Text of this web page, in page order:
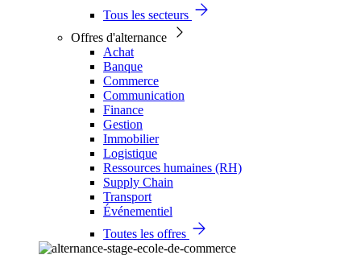
Tous les secteurs
Offres d'alternance
Achat
Banque
Commerce
Communication
Finance
Gestion
Immobilier
Logistique
Ressources humaines (RH)
Supply Chain
Transport
Événementiel
Toutes les offres